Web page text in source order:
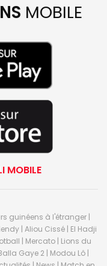
MOBILE
MOBILE
guinéens à l'étranger |
| Aliou Cissé | El Hadji
| Mercato | Lions du
Gaye 2 | Modou Lô |